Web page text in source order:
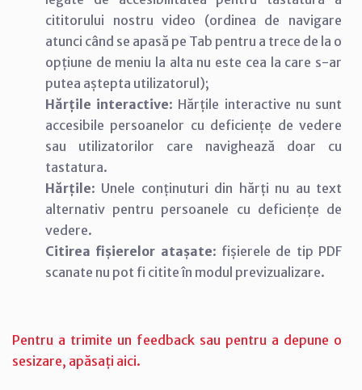
cititorului nostru video (ordinea de navigare
atunci când se apasă pe Tab pentru a trece de la o
opțiune de meniu la alta nu este cea la care s-ar
putea aștepta utilizatorul);
Hărțile interactive: Hărțile interactive nu sunt
accesibile persoanelor cu deficiențe de vedere
sau utilizatorilor care navighează doar cu
tastatura.
Hărțile: Unele conținuturi din hărți nu au text
alternativ pentru persoanele cu deficiențe de
vedere.
Citirea fișierelor atașate: fișierele de tip PDF
scanate nu pot fi citite în modul previzualizare.
Pentru a trimite un feedback sau pentru a depune o
sesizare, apăsați aici.